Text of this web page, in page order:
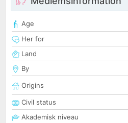
Age
Her for
Land
By
Origins
Civil status
Akademisk niveau